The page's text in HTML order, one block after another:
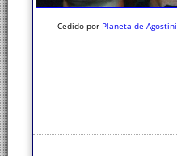
Cedido por Planeta de Agostini